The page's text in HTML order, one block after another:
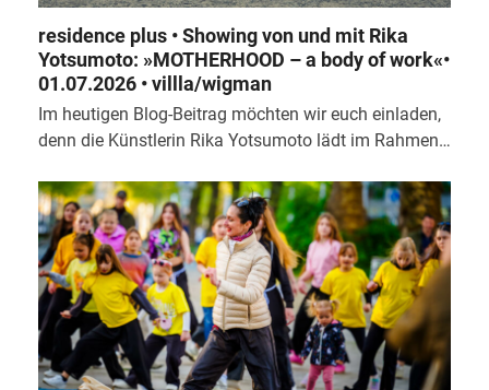
residence plus • Showing von und mit Rika
Yotsumoto: »MOTHERHOOD – a body of work«•
01.07.2026 • villla/wigman
Im heutigen Blog-Beitrag möchten wir euch einladen,
denn die Künstlerin Rika Yotsumoto lädt im Rahmen…